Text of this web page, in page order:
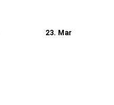
23. Mar